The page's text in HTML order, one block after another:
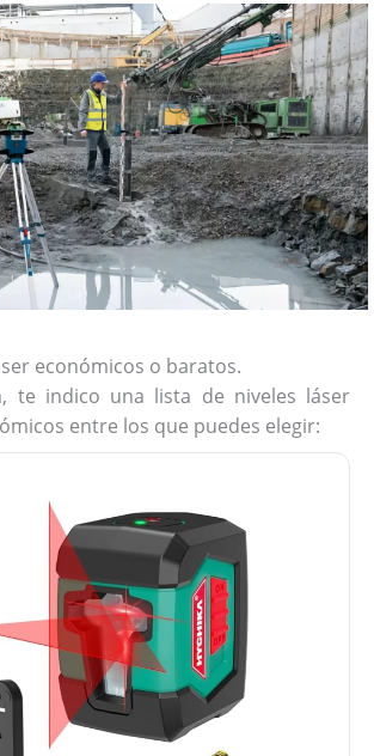
económicos o baratos.
te indico una lista de niveles láser
entre los que puedes elegir: